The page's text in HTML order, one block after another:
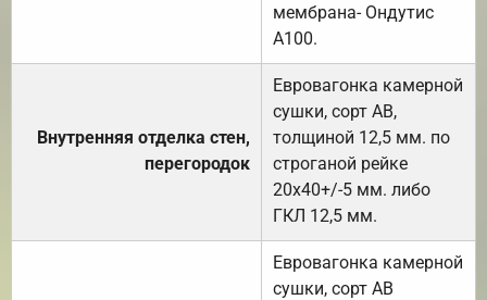
мембрана- Ондутис
А100.
Внутренняя отделка стен,
перегородок
Евровагонка камерной
сушки, сорт АВ,
толщиной 12,5 мм. по
строганой рейке
20х40+/-5 мм. либо
ГКЛ 12,5 мм.
Евровагонка камерной
сушки, сорт АВ